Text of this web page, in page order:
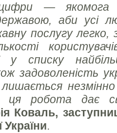
— якомога
аби усі
послугу легко,
у списку
задоволеність
ця робота дає
Коваль,
.